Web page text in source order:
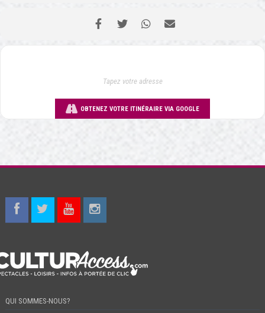
OBTENEZ VOTRE ITINÉRAIRE VIA GOOGLE
QUI SOMMES-NOUS?